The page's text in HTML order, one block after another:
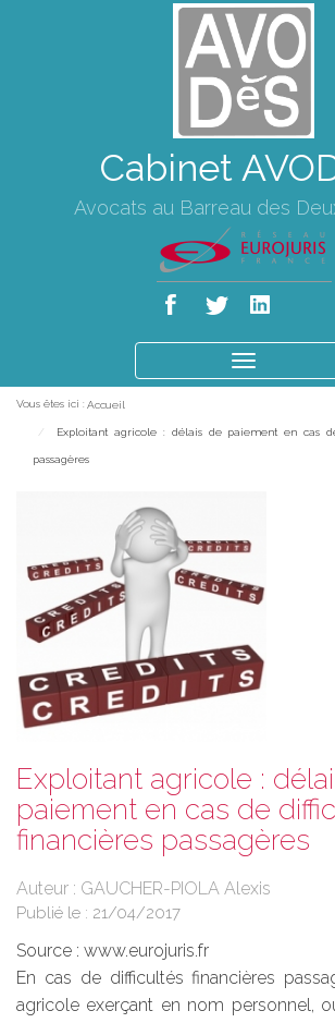
Cabinet
Avocats au Barreau des
le
Vous êtes ici : Accueil
Exploitant agricole : délais de paiement en cas
passagères
Exploitant agricole :
paiement en cas de
financières passagères
Auteur : GAUCHER-PIOLA Alexis
Publié le : 21/04/2017
Source : www.eurojuris.fr
En cas de difficultés financières
agricole exerçant en nom personnel,